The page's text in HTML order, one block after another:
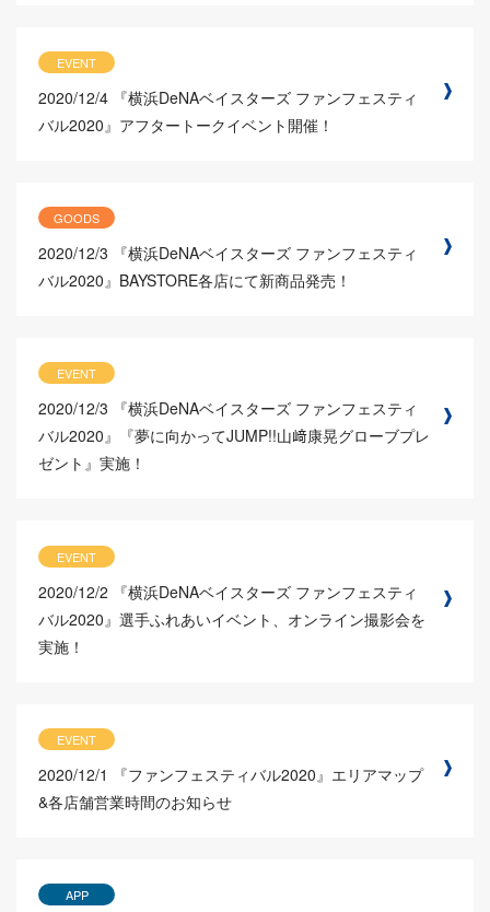
EVENT
2020/12/4 『横浜DeNAベイスターズ ファンフェスティ
バル2020』アフタートークイベント開催！
GOODS
2020/12/3
『横浜DeNAベイスターズ ファンフェスティ
バル2020』BAYSTORE各店にて新商品発売！
EVENT
2020/12/3
『横浜DeNAベイスターズ ファンフェスティ
バル2020』『夢に向かってJUMP!!山﨑康晃グローブプレ
ゼント』実施！
EVENT
2020/12/2
『横浜DeNAベイスターズ ファンフェスティ
バル2020』選手ふれあいイベント、オンライン撮影会を
実施！
EVENT
2020/12/1
『ファンフェスティバル2020』エリアマップ
&各店舗営業時間のお知らせ
APP